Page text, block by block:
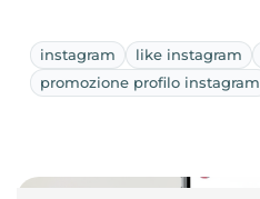
instagram like instagram
promozione profilo instagram